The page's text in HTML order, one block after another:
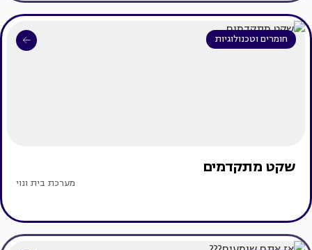
חומרים וטכנולוגיות
שקט מתקדמים
מערכת בית ונוי